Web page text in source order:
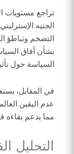
تراجع مستويات
الجنيه
التضخم وتباطؤ
بشأن آفاق
السياسة حول
في المقابل،
عدم اليقين
مما يدعم بقاءه
التحليل